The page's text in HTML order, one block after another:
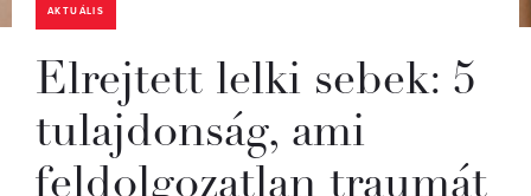
AKTUÁLIS
Elrejtett lelki sebek: 5
tulajdonság, ami
feldolgozatlan traumát